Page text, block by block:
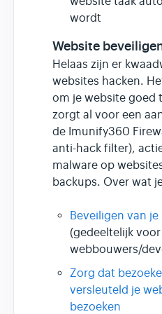
wordt
Website
Helaas zijn er
websites hacken.
om je website goed
zorgt al voor een
de Imunify360
anti-hack filter),
malware op
backups. Over wat
Beveiligen van
(gedeeltelijk voor
webbouwers/
Zorg dat
versleuteld je
bezoeken